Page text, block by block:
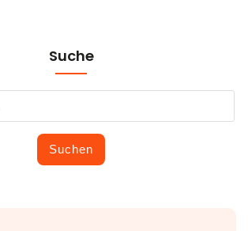
Suche
Suchen